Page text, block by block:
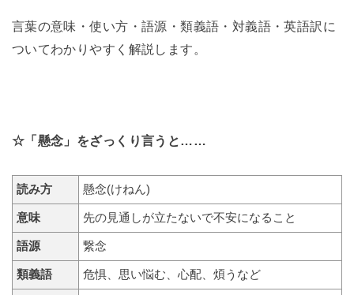
言葉の意味・使い方・語源・類義語・対義語・英語訳に
ついてわかりやすく解説します。
☆「懸念」をざっくり言うと……
読み方 懸念(けねん)
意味 先の見通しが立たないで不安になること
語源 繋念
類義語 危惧、思い悩む、心配、煩うなど